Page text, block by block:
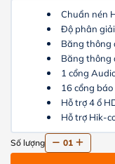
Chuẩn nén
Độ phân
Băng thông
Băng thông
1 cổng
16 cổng
Hỗ trợ 4 ổ
Hỗ trợ Hik-
Số lượng 01